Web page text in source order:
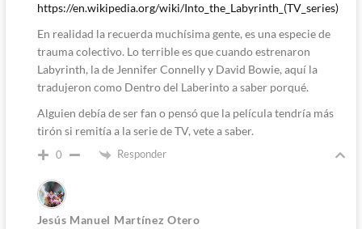
https://en.wikipedia.org/wiki/Into_the_Labyrinth_(TV_series)
En realidad la recuerda muchísima gente, es una especie de
trauma colectivo. Lo terrible es que cuando estrenaron
Labyrinth, la de Jennifer Connelly y David Bowie, aquí la
tradujeron como Dentro del Laberinto a saber porqué.
Alguien debía de ser fan o pensó que la película tendría más
tirón si remitía a la serie de TV, vete a saber.
0 Responder
Jesús Manuel Martínez Otero